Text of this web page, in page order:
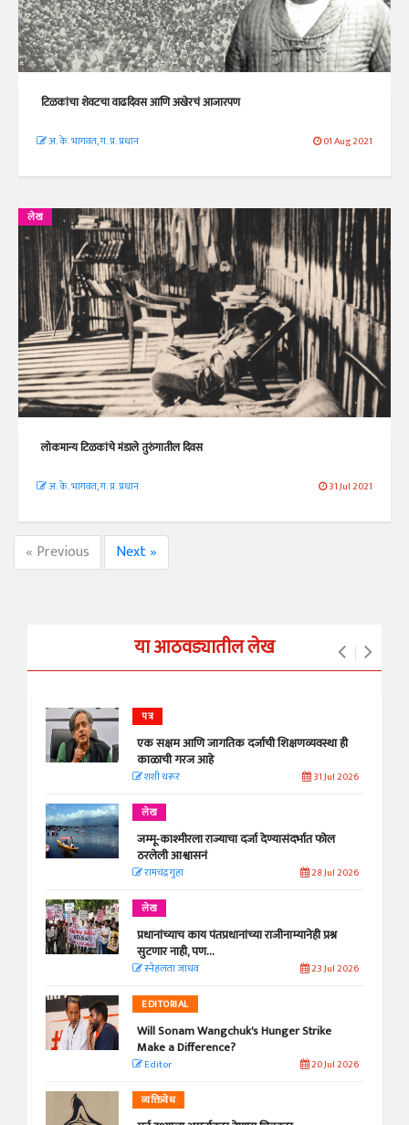
टिळकांचा शेवटचा वाढदिवस आणि अखेरचं आजारपण
अ. के. भागवत, ग. प्र. प्रधान 01 Aug 2021
लेख
लोकमान्य टिळकांचे मंडाले तुरुंगातील दिवस
अ. के. भागवत, ग. प्र. प्रधान 31 Jul 2021
« Previous Next »
या आठवड्यातील लेख
पत्र
एक सक्षम आणि जागतिक दर्जाची शिक्षणव्यवस्था ही
काळाची गरज आहे
शशी थरूर 31 Jul 2026
लेख
जम्मू-काश्मीरला राज्याचा दर्जा देण्यासंदर्भात फोल
ठरलेली आश्वासनं
रामचंद्र गुहा 28 Jul 2026
लेख
प्रधानांच्याच काय पंतप्रधानांच्या राजीनाम्यानेही प्रश्न
सुटणार नाही, पण...
स्नेहलता जाधव 23 Jul 2026
EDITORIAL
Will Sonam Wangchuk's Hunger Strike
Make a Difference?
Editor 20 Jul 2026
व्यक्तिवेध